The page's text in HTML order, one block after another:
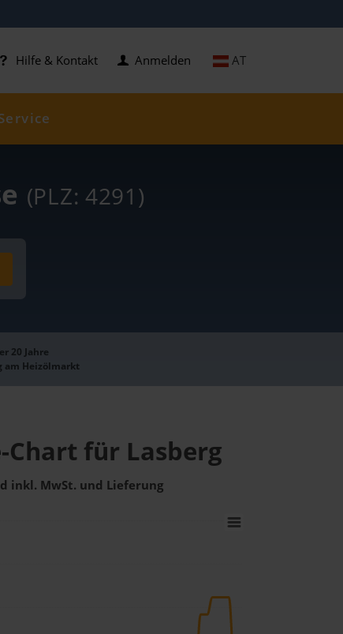
AT
Hilfe & Kontakt Anmelden
(PLZ: 4291)
20 Jahre
am Heizölmarkt
Chart für Lasberg
inkl. MwSt. und Lieferung